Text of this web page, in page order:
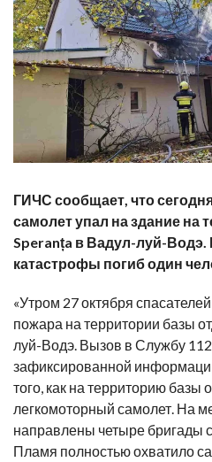
ГИЧС сообщает, что
самолет упал на здание на
Speranța в Вадул-луй-Водэ.
катастрофы погиб один
«Утром 27 октября
пожара на территории базы
луй-Водэ. Вызов в Службу
зафиксированной
того, как на территорию базы
легкомоторный самолет. На
направлены четыре бригады
Пламя полностью охватило